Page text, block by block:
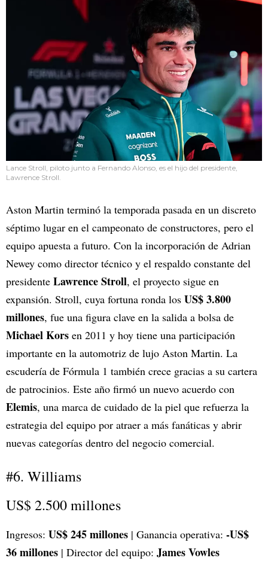
Lance Stroll, piloto junto a Fernando Alonso, es el hijo del presidente,
Lawrence Stroll.
Aston Martin terminó la temporada pasada en un discreto
séptimo lugar en el campeonato de constructores, pero el
equipo apuesta a futuro. Con la incorporación de Adrian
Newey como director técnico y el respaldo constante del
presidente Lawrence Stroll, el proyecto sigue en
expansión. Stroll, cuya fortuna ronda los US$ 3.800
millones, fue una figura clave en la salida a bolsa de
Michael Kors en 2011 y hoy tiene una participación
importante en la automotriz de lujo Aston Martin. La
escudería de Fórmula 1 también crece gracias a su cartera
de patrocinios. Este año firmó un nuevo acuerdo con
Elemis, una marca de cuidado de la piel que refuerza la
estrategia del equipo por atraer a más fanáticas y abrir
nuevas categorías dentro del negocio comercial.
#6. Williams
US$ 2.500 millones
Ingresos: US$ 245 millones | Ganancia operativa: -US$
36 millones | Director del equipo: James Vowles